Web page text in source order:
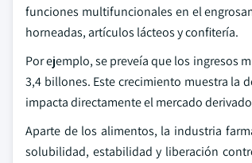
funciones multifuncionales en el
horneadas, artículos lácteos y confitería.
Por ejemplo, se preveía que los ingresos
3,4 billones. Este crecimiento muestra la
impacta directamente el mercado
Aparte de los alimentos, la industria
solubilidad, estabilidad y liberación